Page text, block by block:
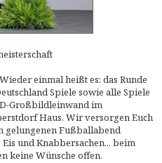
einmal heißt es: das Runde
Spiele sowie alle Spiele
Großbildleinwand im
Haus. Wir versorgen Euch
gelungenen Fußballabend
und Knabbersachen... beim
keine Wünsche offen.